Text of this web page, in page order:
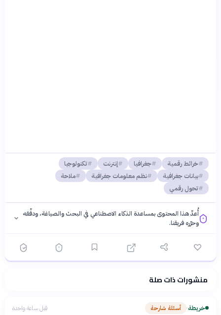
خرائط رقمية جغرافيا إنترنت
تكنولوجيا
بيانات جغرافية
نظم معلومات جغرافية
ملاحة
تحول رقمي
أُعدّ هذا المحتوى بمساعدة الذكاء الاصطناعي في البحث والصياغة، ودقّقه
وحرّره فريقنا.
فلسفتنا المعرفية· سياسة الذكاء الاصطناعيمنشورات ذات صلة
خريطة› أسئلة شارحة قبل ساعة واحدة